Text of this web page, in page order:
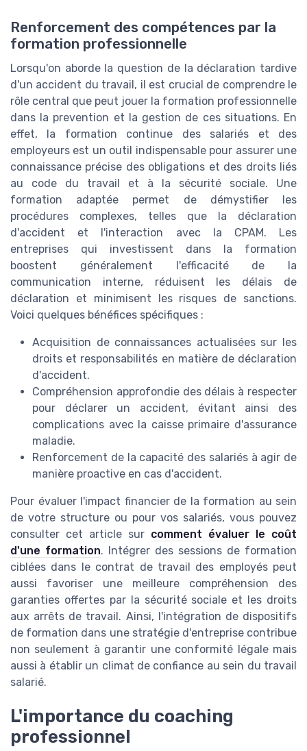
Renforcement des compétences par la
formation professionnelle
Lorsqu'on aborde la question de la déclaration tardive
d'un accident du travail, il est crucial de comprendre le
rôle central que peut jouer la formation professionnelle
dans la prevention et la gestion de ces situations. En
effet, la formation continue des salariés et des
employeurs est un outil indispensable pour assurer une
connaissance précise des obligations et des droits liés
au code du travail et à la sécurité sociale. Une
formation adaptée permet de démystifier les
procédures complexes, telles que la déclaration
d'accident et l'interaction avec la CPAM. Les
entreprises qui investissent dans la formation
boostent généralement l'efficacité de la
communication interne, réduisent les délais de
déclaration et minimisent les risques de sanctions.
Voici quelques bénéfices spécifiques :
Acquisition de connaissances actualisées sur les
droits et responsabilités en matière de déclaration
d'accident.
Compréhension approfondie des délais à respecter
pour déclarer un accident, évitant ainsi des
complications avec la caisse primaire d'assurance
maladie.
Renforcement de la capacité des salariés à agir de
manière proactive en cas d'accident.
Pour évaluer l'impact financier de la formation au sein
de votre structure ou pour vos salariés, vous pouvez
consulter cet article sur comment évaluer le coût
d'une formation. Intégrer des sessions de formation
ciblées dans le contrat de travail des employés peut
aussi favoriser une meilleure compréhension des
garanties offertes par la sécurité sociale et les droits
aux arrêts de travail. Ainsi, l'intégration de dispositifs
de formation dans une stratégie d'entreprise contribue
non seulement à garantir une conformité légale mais
aussi à établir un climat de confiance au sein du travail
salarié.
L'importance du coaching
professionnel